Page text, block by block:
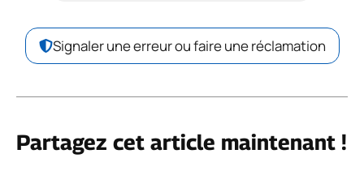
Signaler une erreur ou faire une réclamation
Partagez cet article maintenant !